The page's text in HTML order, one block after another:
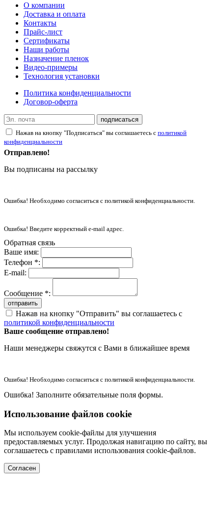
О компании
Доставка и оплата
Контакты
Прайс-лист
Сертификаты
Наши работы
Назначение пленок
Видео-примеры
Технология установки
Политика конфиденциальности
Договор-оферта
подписаться
Нажав на кнопку "Подписаться" вы соглашаетесь с политикой
конфиденциальности
Отправлено!
Вы подписаны на рассылку
Ошибка! Необходимо согласиться с политикой конфиденциальности.
Ошибка! Введите корректный e-mail адрес.
Обратная связь
Ваше имя:
Телефон *:
E-mail:
Сообщение *:
отправить
Нажав на кнопку "Отправить" вы соглашаетесь с
политикой конфиденциальности
Ваше сообщение отправлено!
Наши менеджеры свяжутся с Вами в ближайшее время
Ошибка! Необходимо согласиться с политикой конфиденциальности.
Ошибка! Заполните обязательные поля формы.
Использование файлов cookie
Мы используем cookie-файлы для улучшения
предоставляемых услуг. Продолжая навигацию по сайту, вы
соглашаетесь с правилами использования cookie-файлов.
Согласен